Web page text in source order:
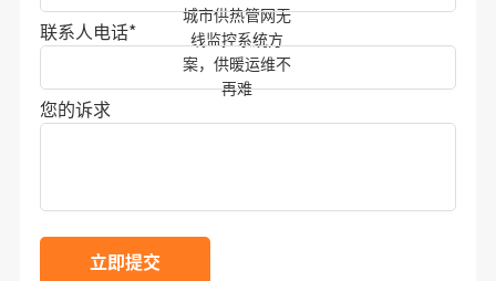
城市供热管网无
线监控系统方
案，供暖运维不
再难
联系人电话*
您的诉求
立即提交